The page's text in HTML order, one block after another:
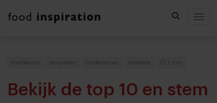
Foodservice Hospitality Ondernemen Hotellerie 2 min
Bekijk de top 10 en stem